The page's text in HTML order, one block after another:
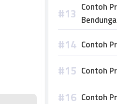
Contoh
Contoh
Contoh
Contoh